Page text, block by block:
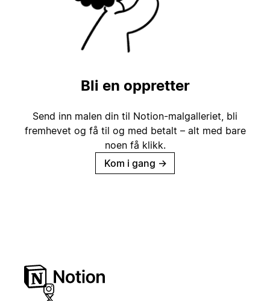
Bli en oppretter
Send inn malen din til Notion-malgalleriet, bli
fremhevet og få til og med betalt – alt med bare
noen få klikk.
Kom i gang →